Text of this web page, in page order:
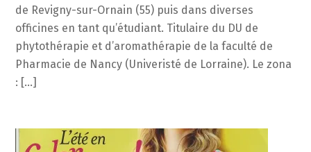
de Revigny-sur-Ornain (55) puis dans diverses
officines en tant qu’étudiant. Titulaire du DU de
phytothérapie et d’aromathérapie de la faculté de
Pharmacie de Nancy (Univeristé de Lorraine). Le zona
: […]